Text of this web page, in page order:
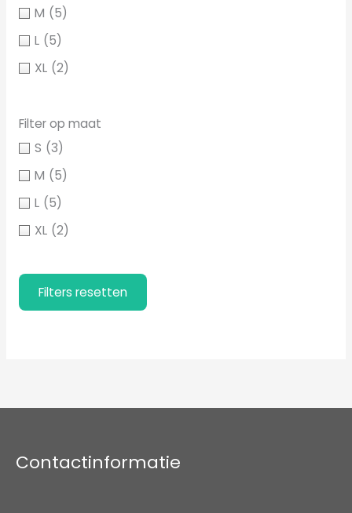
M (5)
L (5)
XL (2)
Filter op maat
S (3)
M (5)
L (5)
XL (2)
Filters resetten
Contactinformatie